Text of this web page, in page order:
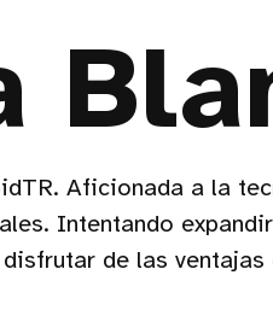
Aficionada a la
Intentando
de las ventajas